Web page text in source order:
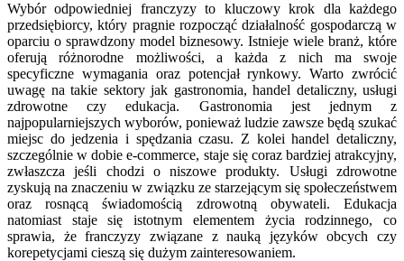
Wybór odpowiedniej franczyzy to kluczowy krok dla każdego
przedsiębiorcy, który pragnie rozpocząć działalność gospodarczą w
oparciu o sprawdzony model biznesowy. Istnieje wiele branż, które
oferują różnorodne możliwości, a każda z nich ma swoje
specyficzne wymagania oraz potencjał rynkowy. Warto zwrócić
uwagę na takie sektory jak gastronomia, handel detaliczny, usługi
zdrowotne czy edukacja. Gastronomia jest jednym z
najpopularniejszych wyborów, ponieważ ludzie zawsze będą szukać
miejsc do jedzenia i spędzania czasu. Z kolei handel detaliczny,
szczególnie w dobie e-commerce, staje się coraz bardziej atrakcyjny,
zwłaszcza jeśli chodzi o niszowe produkty. Usługi zdrowotne
zyskują na znaczeniu w związku ze starzejącym się społeczeństwem
oraz rosnącą świadomością zdrowotną obywateli. Edukacja
natomiast staje się istotnym elementem życia rodzinnego, co
sprawia, że franczyzy związane z nauką języków obcych czy
korepetycjami cieszą się dużym zainteresowaniem.